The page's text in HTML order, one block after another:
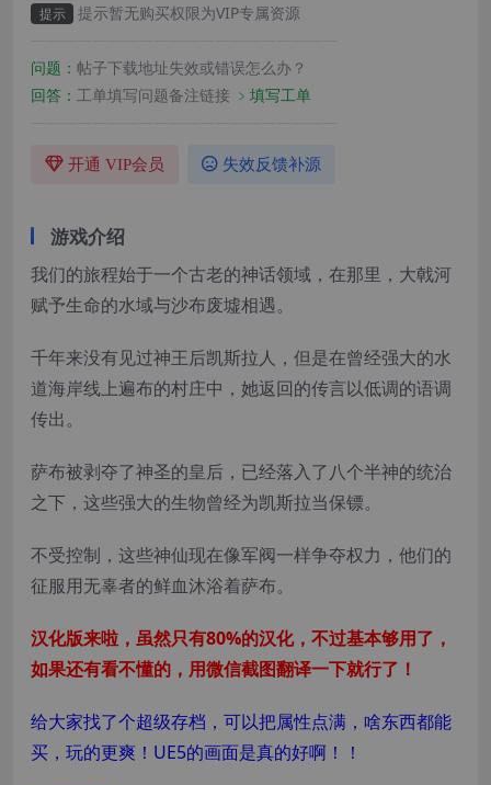
提示
提示暂无购买权限为VIP专属资源
问题： 帖子下载地址失效或错误怎么办？
回答： 工单填写问题备注链接 ﹥填写工单
开通 VIP会员 失效反馈补源
游戏介绍
我们的旅程始于一个古老的神话领域，在那里，大戟河
赋予生命的水域与沙布废墟相遇。
千年来没有见过神王后凯斯拉人，但是在曾经强大的水
道海岸线上遍布的村庄中，她返回的传言以低调的语调
传出。
萨布被剥夺了神圣的皇后，已经落入了八个半神的统治
之下，这些强大的生物曾经为凯斯拉当保镖。
不受控制，这些神仙现在像军阀一样争夺权力，他们的
征服用无辜者的鲜血沐浴着萨布。
汉化版来啦，虽然只有80%的汉化，不过基本够用了，
如果还有看不懂的，用微信截图翻译一下就行了！
给大家找了个超级存档，可以把属性点满，啥东西都能
买，玩的更爽！UE5的画面是真的好啊！！